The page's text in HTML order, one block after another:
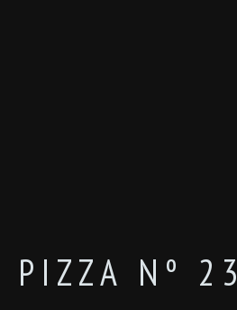
PIZZA Nº 23